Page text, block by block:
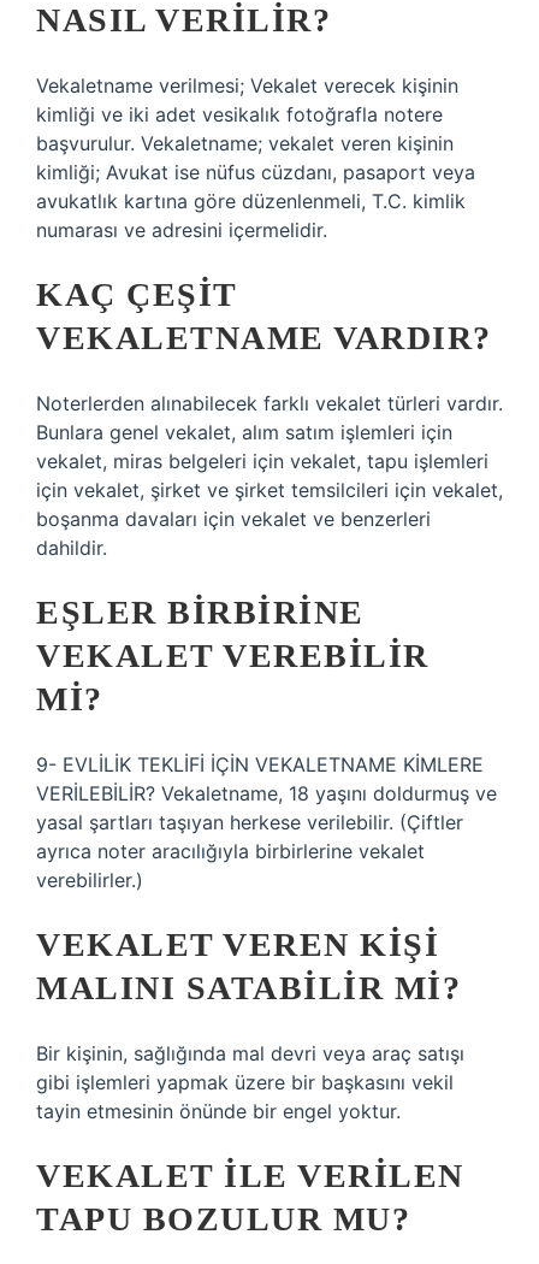
NASIL VERILIR?
Vekaletname verilmesi; Vekalet verecek kişinin
kimliği ve iki adet vesikalık fotoğrafla notere
başvurulur. Vekaletname; vekalet veren kişinin
kimliği; Avukat ise nüfus cüzdanı, pasaport veya
avukatlık kartına göre düzenlenmeli, T.C. kimlik
numarası ve adresini içermelidir.
KAÇ ÇEŞIT
VEKALETNAME VARDIR?
Noterlerden alınabilecek farklı vekalet türleri vardır.
Bunlara genel vekalet, alım satım işlemleri için
vekalet, miras belgeleri için vekalet, tapu işlemleri
için vekalet, şirket ve şirket temsilcileri için vekalet,
boşanma davaları için vekalet ve benzerleri
dahildir.
EŞLER BIRBIRINE
VEKALET VEREBILIR
MI?
9- EVLİLİK TEKLİFİ İÇİN VEKALETNAME KİMLERE
VERİLEBİLİR? Vekaletname, 18 yaşını doldurmuş ve
yasal şartları taşıyan herkese verilebilir. (Çiftler
ayrıca noter aracılığıyla birbirlerine vekalet
verebilirler.)
VEKALET VEREN KIŞI
MALINI SATABILIR MI?
Bir kişinin, sağlığında mal devri veya araç satışı
gibi işlemleri yapmak üzere bir başkasını vekil
tayin etmesinin önünde bir engel yoktur.
VEKALET ILE VERILEN
TAPU BOZULUR MU?